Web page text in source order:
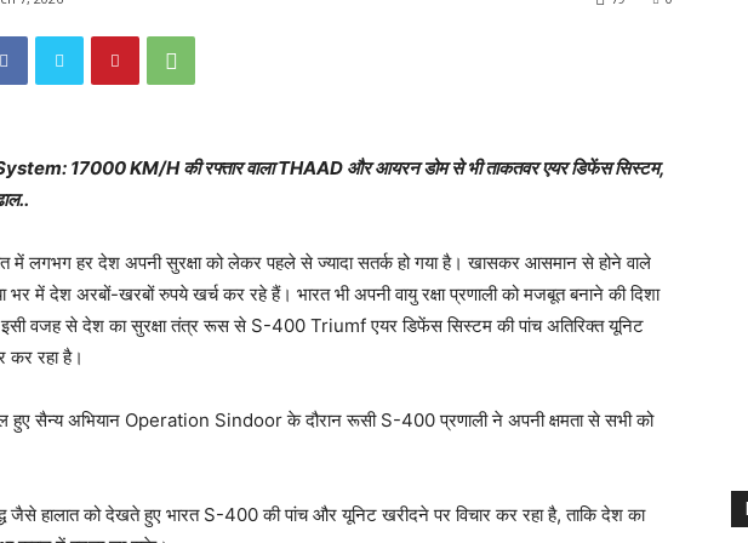
17000 KM/H की रफ्तार वाला THAAD और आयरन डोम से भी ताकतवर एयर डिफेंस सिस्टम,
में लगभग हर देश अपनी सुरक्षा को लेकर पहले से ज्यादा सतर्क हो गया है। खासकर आसमान से होने वाले
भर में देश अरबों-खरबों रुपये खर्च कर रहे हैं। भारत भी अपनी वायु रक्षा प्रणाली को मजबूत बनाने की दिशा
वजह से देश का सुरक्षा तंत्र रूस से S-400 Triumf एयर डिफेंस सिस्टम की पांच अतिरिक्त यूनिट
कर रहा है।
हुए सैन्य अभियान Operation Sindoor के दौरान रूसी S-400 प्रणाली ने अपनी क्षमता से सभी को
जैसे हालात को देखते हुए भारत S-400 की पांच और यूनिट खरीदने पर विचार कर रहा है, ताकि देश का